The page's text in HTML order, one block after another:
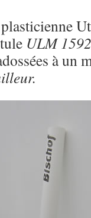
ULM 1592
à un